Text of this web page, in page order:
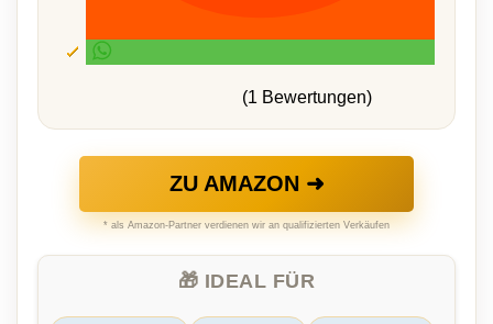
(1 Bewertungen)
ZU AMAZON ➜
* als Amazon-Partner verdienen wir an qualifizierten Verkäufen
🎁 IDEAL FÜR